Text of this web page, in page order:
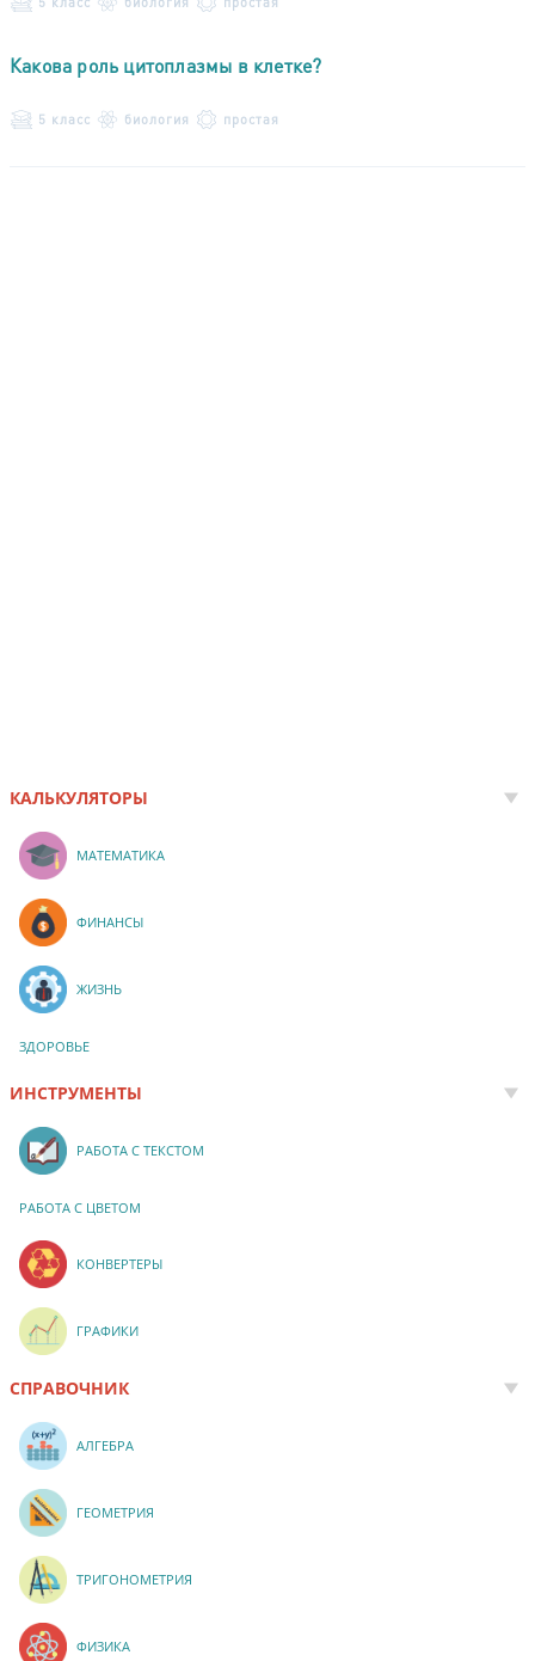
Какова роль цитоплазмы в клетке?
5 класс биология простая
КАЛЬКУЛЯТОРЫ
МАТЕМАТИКА
ФИНАНСЫ
ЖИЗНЬ
ЗДОРОВЬЕ
ИНСТРУМЕНТЫ
РАБОТА С ТЕКСТОМ
РАБОТА С ЦВЕТОМ
КОНВЕРТЕРЫ
ГРАФИКИ
СПРАВОЧНИК
АЛГЕБРА
ГЕОМЕТРИЯ
ТРИГОНОМЕТРИЯ
ФИЗИКА